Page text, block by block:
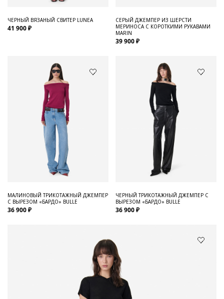
ЧЕРНЫЙ ВЯЗАНЫЙ СВИТЕР LUNEA
41 900 ₽
СЕРЫЙ ДЖЕМПЕР ИЗ ШЕРСТИ
МЕРИНОСА С КОРОТКИМИ РУКАВАМИ
MARIN
39 900 ₽
МАЛИНОВЫЙ ТРИКОТАЖНЫЙ ДЖЕМПЕР
С ВЫРЕЗОМ «БАРДО» BULLE
36 900 ₽
ЧЕРНЫЙ ТРИКОТАЖНЫЙ ДЖЕМПЕР С
ВЫРЕЗОМ «БАРДО» BULLE
36 900 ₽